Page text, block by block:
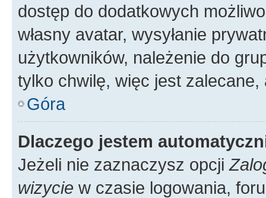
dostęp do dodatkowych
własny avatar, wysyłanie
użytkowników, należenie do
tylko chwilę, więc jest zalecane,
Góra
Dlaczego jestem
Jeżeli nie zaznaczysz opcji
wizycie w czasie logowania,